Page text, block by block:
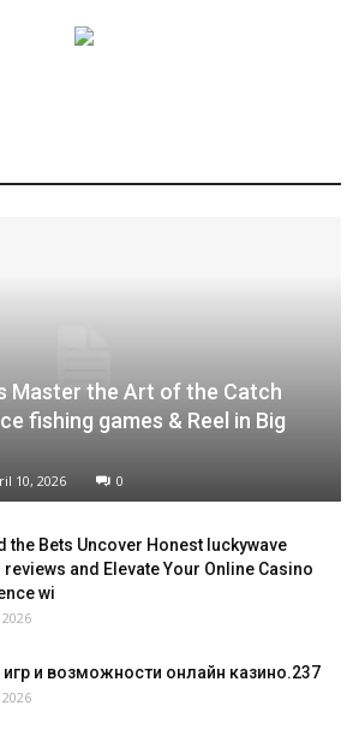
Master the Art of the Catch
fishing games & Reel in Big
10, 2026 0
the Bets Uncover Honest luckywave
and Elevate Your Online Casino
wi
и возможности онлайн казино.237